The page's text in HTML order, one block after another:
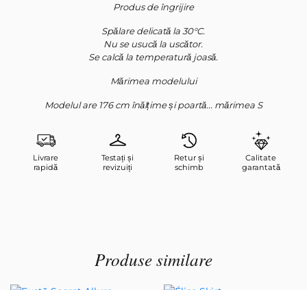
Produs de îngrijire
Spălare delicată la 30°C.
Nu se usucă la uscător.
Se calcă la temperatură joasă.
Mărimea modelului
Modelul are 176 cm înălțime și poartă... mărimea S
Livrare
rapidă
Testați și
revizuiți
Retur și
schimb
Calitate
garantată
Produse similare